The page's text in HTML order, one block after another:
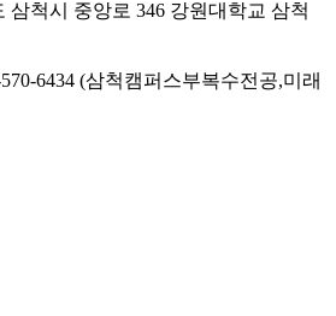
삼척시 중앙로 346 강원대학교 삼척
6434 (삼척캠퍼스부복수전공,미래